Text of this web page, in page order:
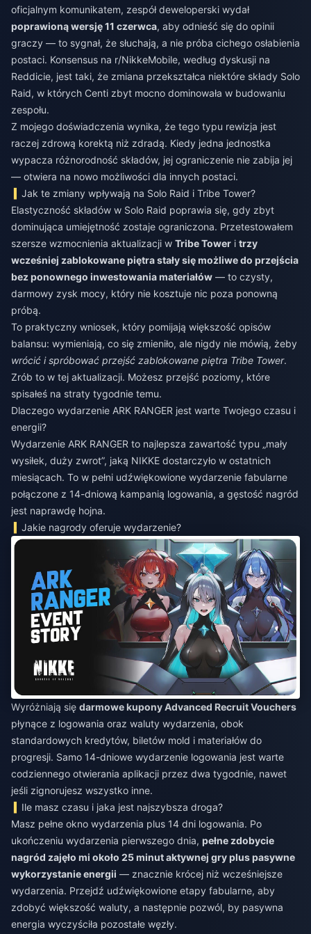
oficjalnym komunikatem, zespół deweloperski wydał
poprawioną wersję 11 czerwca, aby odnieść się do opinii
graczy — to sygnał, że słuchają, a nie próba cichego osłabienia
postaci. Konsensus na r/NikkeMobile, według dyskusji na
Reddicie, jest taki, że zmiana przekształca niektóre składy Solo
Raid, w których Centi zbyt mocno dominowała w budowaniu
zespołu.
Z mojego doświadczenia wynika, że tego typu rewizja jest
raczej zdrową korektą niż zdradą. Kiedy jedna jednostka
wypacza różnorodność składów, jej ograniczenie nie zabija jej
— otwiera na nowo możliwości dla innych postaci.
Jak te zmiany wpływają na Solo Raid i Tribe Tower?
Elastyczność składów w Solo Raid poprawia się, gdy zbyt
dominująca umiejętność zostaje ograniczona. Przetestowałem
szersze wzmocnienia aktualizacji w Tribe Tower i trzy
wcześniej zablokowane piętra stały się możliwe do przejścia
bez ponownego inwestowania materiałów — to czysty,
darmowy zysk mocy, który nie kosztuje nic poza ponowną
próbą.
To praktyczny wniosek, który pomijają większość opisów
balansu: wymieniają, co się zmieniło, ale nigdy nie mówią, żeby
wrócić i spróbować przejść zablokowane piętra Tribe Tower.
Zrób to w tej aktualizacji. Możesz przejść poziomy, które
spisałeś na straty tygodnie temu.
Dlaczego wydarzenie ARK RANGER jest warte Twojego czasu i
energii?
Wydarzenie ARK RANGER to najlepsza zawartość typu „mały
wysiłek, duży zwrot”, jaką NIKKE dostarczyło w ostatnich
miesiącach. To w pełni udźwiękowione wydarzenie fabularne
połączone z 14-dniową kampanią logowania, a gęstość nagród
jest naprawdę hojna.
Jakie nagrody oferuje wydarzenie?
Wyróżniają się darmowe kupony Advanced Recruit Vouchers
płynące z logowania oraz waluty wydarzenia, obok
standardowych kredytów, biletów mold i materiałów do
progresji. Samo 14-dniowe wydarzenie logowania jest warte
codziennego otwierania aplikacji przez dwa tygodnie, nawet
jeśli zignorujesz wszystko inne.
Ile masz czasu i jaka jest najszybsza droga?
Masz pełne okno wydarzenia plus 14 dni logowania. Po
ukończeniu wydarzenia pierwszego dnia, pełne zdobycie
nagród zajęło mi około 25 minut aktywnej gry plus pasywne
wykorzystanie energii — znacznie krócej niż wcześniejsze
wydarzenia. Przejdź udźwiękowione etapy fabularne, aby
zdobyć większość waluty, a następnie pozwól, by pasywna
energia wyczyściła pozostałe węzły.